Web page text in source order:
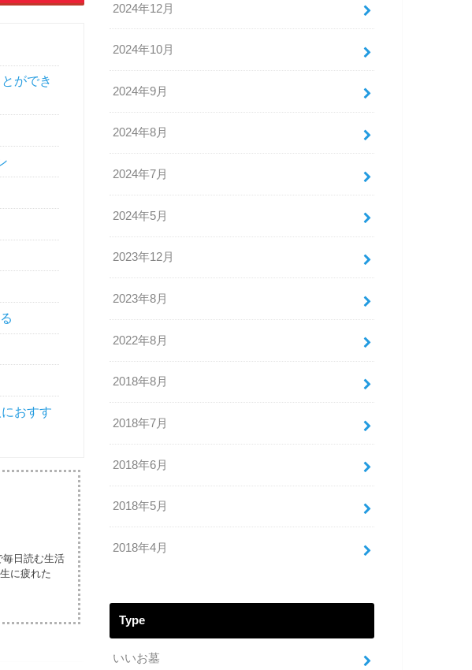
ができ
おすす
日読む生活
に疲れた
2024年12月
2024年10月
2024年9月
2024年8月
2024年7月
2024年5月
2023年12月
2023年8月
2022年8月
2018年8月
2018年7月
2018年6月
2018年5月
2018年4月
Type
いいお墓